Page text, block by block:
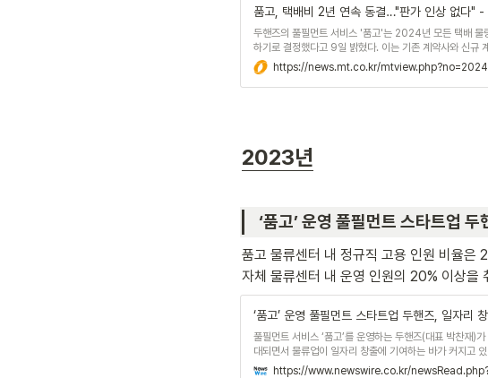
품고, 택배비 2년 연속 동결…"판가 인상 없다" -
두핸즈의 풀필먼트 서비스 '품고'는 2024년 모든 택배
하기로 결정했다고 9일 밝혔다. 이는 기존 계약사와 신규
동일하게 제공된다.풀필먼트 업체의 경우 직접 운송을 하
판가에 반영하는 것이 ...
https://news.mt.co.kr/
2023년
‘품고’ 운영 풀필먼트 스타트업
품고 물류센터 내 정규직 고용 인원 비율은
자체 물류센터 내 운영 인원의 20% 이상을
‘품고’ 운영 풀필먼트 스타트업 두핸즈, 일자리
풀필먼트 서비스 ‘품고’를 운영하는 두핸즈(대표 박찬재)
대되면서 물류업이 일자리 창출에 기여하는 바가 커지고
는 수천개의 지역 일자리가 창출되기에 많은 지역
https://www.newswire.co.kr/